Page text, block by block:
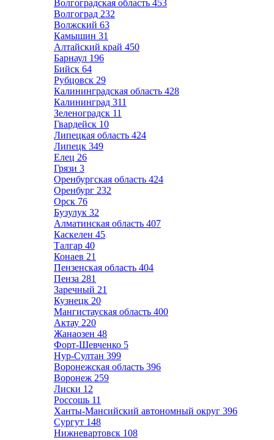
Волгоградская область 453
Волгоград 232
Волжский 63
Камышин 31
Алтайский край 450
Барнаул 196
Бийск 64
Рубцовск 29
Калининградская область 428
Калининград 311
Зеленоградск 11
Гвардейск 10
Липецкая область 424
Липецк 349
Елец 26
Грязи 3
Оренбургская область 424
Оренбург 232
Орск 76
Бузулук 32
Алматинская область 407
Каскелен 45
Талгар 40
Конаев 21
Пензенская область 404
Пенза 281
Заречный 21
Кузнецк 20
Мангистауская область 400
Актау 220
Жанаозен 48
Форт-Шевченко 5
Нур-Султан 399
Воронежская область 396
Воронеж 259
Лиски 12
Россошь 11
Ханты-Мансийский автономный округ 396
Сургут 148
Нижневартовск 108